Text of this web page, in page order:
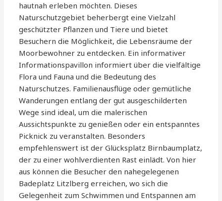
hautnah erleben möchten. Dieses
Naturschutzgebiet beherbergt eine Vielzahl
geschützter Pflanzen und Tiere und bietet
Besuchern die Möglichkeit, die Lebensräume der
Moorbewohner zu entdecken. Ein informativer
Informationspavillon informiert über die vielfältige
Flora und Fauna und die Bedeutung des
Naturschutzes. Familienausflüge oder gemütliche
Wanderungen entlang der gut ausgeschilderten
Wege sind ideal, um die malerischen
Aussichtspunkte zu genießen oder ein entspanntes
Picknick zu veranstalten. Besonders
empfehlenswert ist der Glücksplatz Birnbaumplatz,
der zu einer wohlverdienten Rast einlädt. Von hier
aus können die Besucher den nahegelegenen
Badeplatz Litzlberg erreichen, wo sich die
Gelegenheit zum Schwimmen und Entspannen am